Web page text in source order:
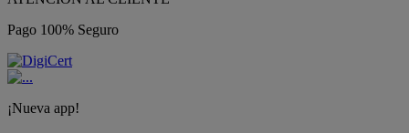
Pago 100% Seguro
¡Nueva app!